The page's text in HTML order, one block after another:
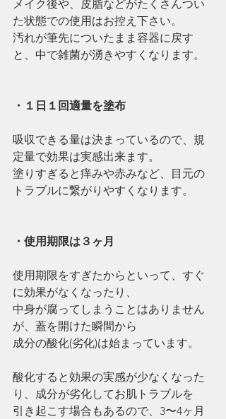
メイク後や、皮脂などがたくさんつい
た状態での使用はお控え下さい。
汚れが筆先についたまま容器に戻す
と、中で雑菌が湧きやすくなります。
・１日１回適量を塗布
吸収できる量は決まっているので、規
定量で効果は実感出来ます。
塗りすぎると痒みや赤みなど、目元の
トラブルに繋がりやすくなります。
・使用期限は３ヶ月
使用期限をすぎたからといって、すぐ
に効果がなくなったり、
中身が腐ってしまうことはありません
が、蓋を開けた瞬間から
成分の酸化(劣化)は始まっています。
酸化すると効果の実感が少なくなった
り、成分が劣化してお肌トラブルを
引き起こす場合もあるので、3〜4ヶ月